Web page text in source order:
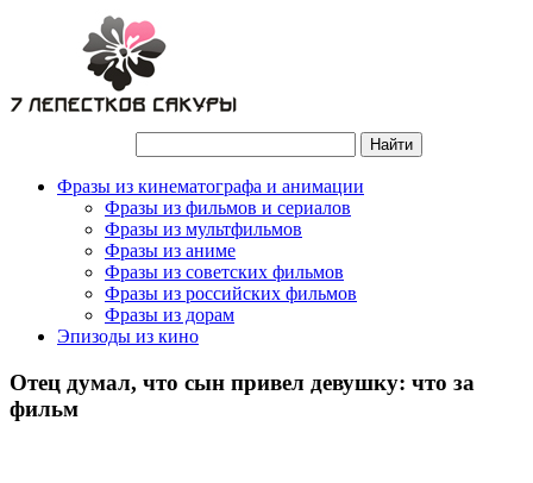
Фразы из кинематографа и анимации
Фразы из фильмов и сериалов
Фразы из мультфильмов
Фразы из аниме
Фразы из советских фильмов
Фразы из российских фильмов
Фразы из дорам
Эпизоды из кино
Отец думал, что сын привел девушку: что за
фильм